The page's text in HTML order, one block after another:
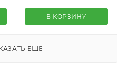
В КОРЗИНУ
ЕЩЕ